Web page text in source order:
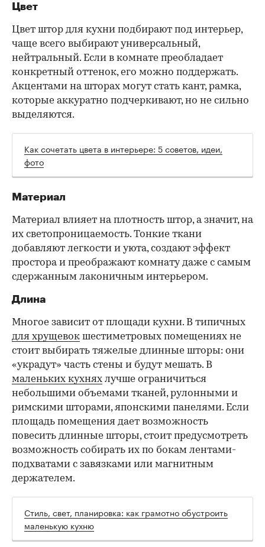
Цвет
Цвет штор для кухни подбирают под интерьер,
чаще всего выбирают универсальный,
нейтральный. Если в комнате преобладает
конкретный оттенок, его можно поддержать.
Акцентами на шторах могут стать кант, рамка,
которые аккуратно подчеркивают, но не сильно
выделяются.
Как сочетать цвета в интерьере: 5 советов, идеи,
фото
Материал
Материал влияет на плотность штор, а значит, на
их светопроницаемость. Тонкие ткани
добавляют легкости и уюта, создают эффект
простора и преображают комнату даже с самым
сдержанным лаконичным интерьером.
Длина
Многое зависит от площади кухни. В типичных
для хрущевок шестиметровых помещениях не
стоит выбирать тяжелые длинные шторы: они
«украдут» часть стены и будут мешать. В
маленьких кухнях лучше ограничиться
небольшими объемами тканей, рулонными и
римскими шторами, японскими панелями. Если
площадь помещения дает возможность
повесить длинные шторы, стоит предусмотреть
возможность собирать их по бокам лентами-
подхватами с завязками или магнитным
держателем.
Стиль, свет, планировка: как грамотно обустроить
маленькую кухню